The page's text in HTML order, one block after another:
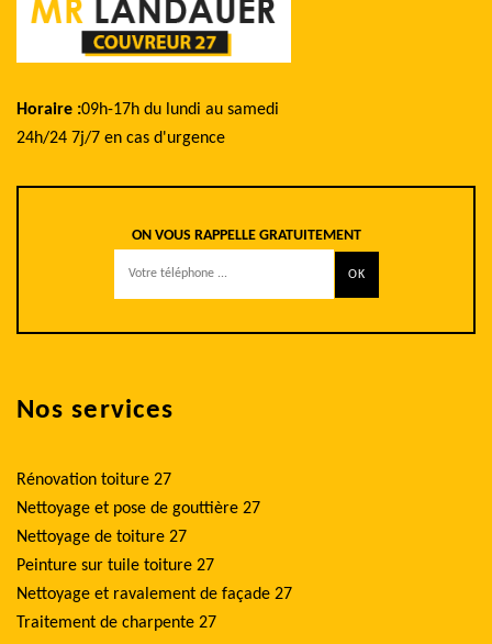
Horaire :09h-17h du lundi au samedi
24h/24 7j/7 en cas d'urgence
ON VOUS RAPPELLE GRATUITEMENT
Nos services
Rénovation toiture 27
Nettoyage et pose de gouttière 27
Nettoyage de toiture 27
Peinture sur tuile toiture 27
Nettoyage et ravalement de façade 27
Traitement de charpente 27